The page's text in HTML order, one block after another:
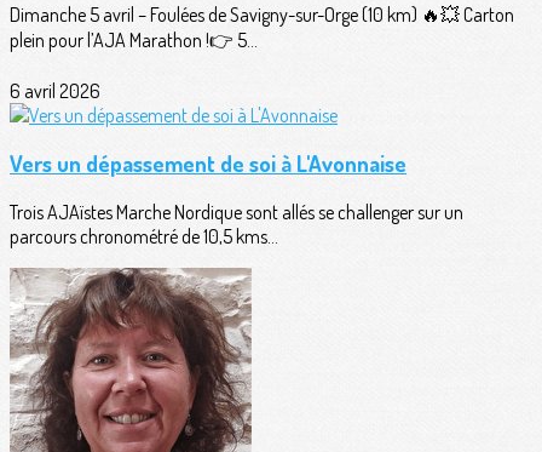
Dimanche 5 avril – Foulées de Savigny-sur-Orge (10 km) 🔥💥 Carton
plein pour l’AJA Marathon !👉 5...
6 avril 2026
Vers un dépassement de soi à L'Avonnaise
Trois AJAïstes Marche Nordique sont allés se challenger sur un
parcours chronométré de 10,5 kms...